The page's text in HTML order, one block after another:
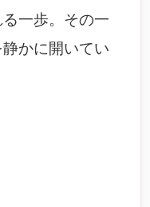
一歩。その一
かに開いてい